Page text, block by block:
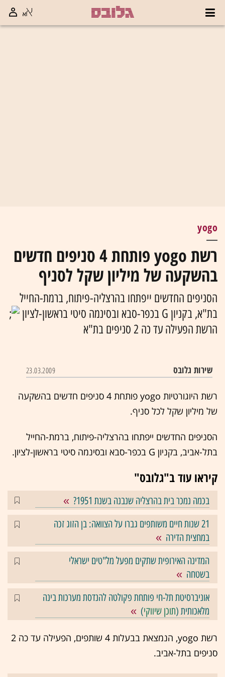
yogo
רשת yogo פותחת 4 סניפים חדשים
בהשקעה של מיליון שקל לסניף
הסניפים החדשים ייפתחו בהרצליה-פיתוח, ברמת-החייל
בת"א, בקניון G בכפר-סבא ובסינמה סיטי בראשון-לציון
הרשת הפעילה עד כה 2 סניפים בת"א
שירות גלובס‏ 23.03.2009
רשת היוגורטיות yogo פותחת 4 סניפים חדשים בהשקעה
של מיליון שקל לכל סניף.
הסניפים החדשים ייפתחו בהרצליה-פיתוח, ברמת-החייל
בתל-אביב, בקניון G בכפר-סבא ובסינמה סיטי בראשון-לציון.
קיראו עוד ב"גלובס"
בכמה נמכר בית בהרצליה שנבנה בשנת 1951?
21 שנות חיים משותפים גברו על הצוואה: בן הזוג זכה
במחצית הדירה
המדינה האירופית שתקים מפעל מל"טים ישראלי
בשטחה
אוניברסיטת תל-חי פותחת פקולטה להנדסת מערכות בינה
מלאכותית (תוכן שיווקי)
רשת yogo, הנמצאת בבעלות 4 שותפים, הפעילה עד כה 2
סניפים בתל-אביב.